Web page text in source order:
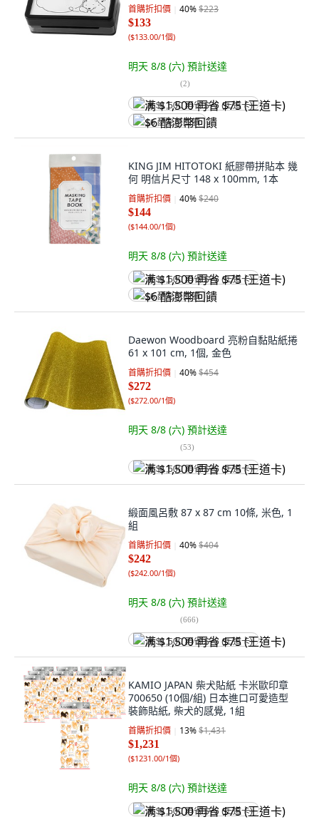
首購折扣價 40%$223
$133
($133.00/1個)
明天 8/8 (六) 預計送達
(2)
满 $1,500 再省 $75 (王道卡)
$6 酷澎幣回饋
KING JIM HITOTOKI 紙膠帶拼貼本 幾
何 明信片尺寸 148 x 100mm, 1本
首購折扣價 40%$240
$144
($144.00/1個)
明天 8/8 (六) 預計送達
满 $1,500 再省 $75 (王道卡)
$6 酷澎幣回饋
Daewon Woodboard 亮粉自黏貼紙捲
61 x 101 cm, 1個, 金色
首購折扣價 40%$454
$272
($272.00/1個)
明天 8/8 (六) 預計送達
(53)
满 $1,500 再省 $75 (王道卡)
緞面風呂敷 87 x 87 cm 10條, 米色, 1
組
首購折扣價 40%$404
$242
($242.00/1個)
明天 8/8 (六) 預計送達
(666)
满 $1,500 再省 $75 (王道卡)
KAMIO JAPAN 柴犬貼紙 卡米歐印章
700650 (10個/組) 日本進口可愛造型
裝飾貼紙, 柴犬的感覺, 1組
首購折扣價 13%$1,431
$1,231
($1231.00/1個)
明天 8/8 (六) 預計送達
满 $1,500 再省 $75 (王道卡)